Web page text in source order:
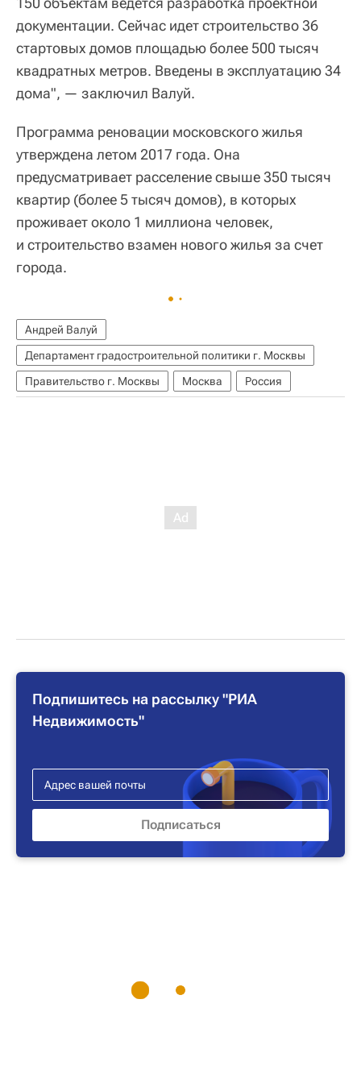
документации. Сейчас идет строительство 36
стартовых домов площадью более 500 тысяч
квадратных метров. Введены в эксплуатацию 34
дома", — заключил Валуй.
Программа реновации московского жилья
утверждена летом 2017 года. Она
предусматривает расселение свыше 350 тысяч
квартир (более 5 тысяч домов), в которых
проживает около 1 миллиона человек,
и строительство взамен нового жилья за счет
города.
Андрей Валуй
Департамент градостроительной политики г. Москвы
Правительство г. Москвы
Москва Россия
Подпишитесь на рассылку "РИА
Недвижимость"